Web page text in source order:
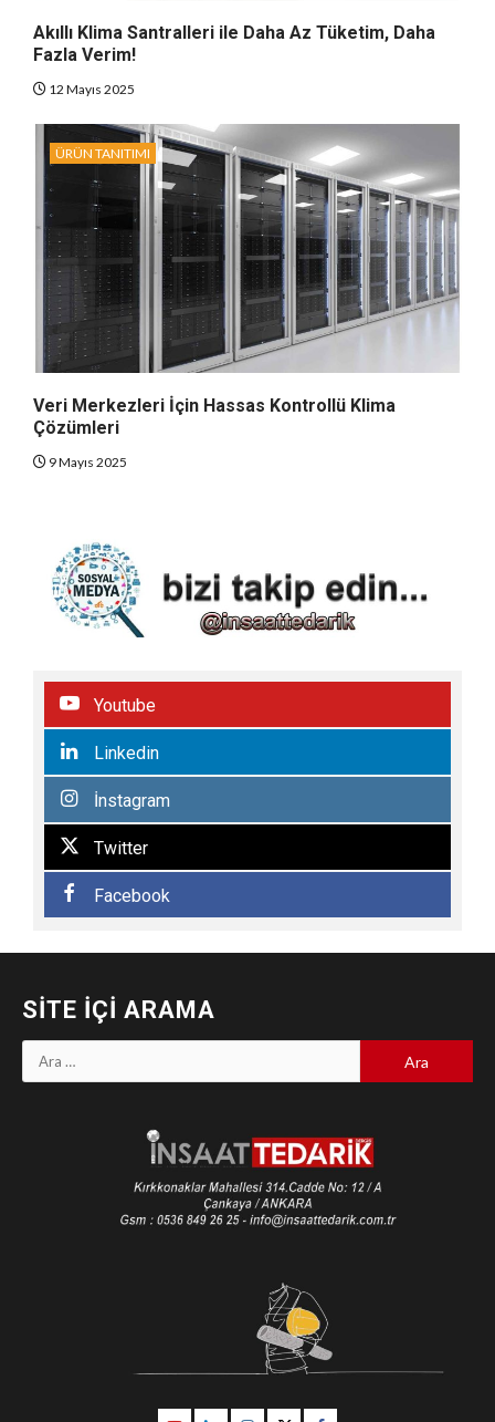
Akıllı Klima Santralleri ile Daha Az Tüketim, Daha
Fazla Verim!
12 Mayıs 2025
ÜRÜN TANITIMI
Veri Merkezleri İçin Hassas Kontrollü Klima
Çözümleri
9 Mayıs 2025
Youtube
Linkedin
İnstagram
Twitter
Facebook
SITE İÇI ARAMA
Arama: